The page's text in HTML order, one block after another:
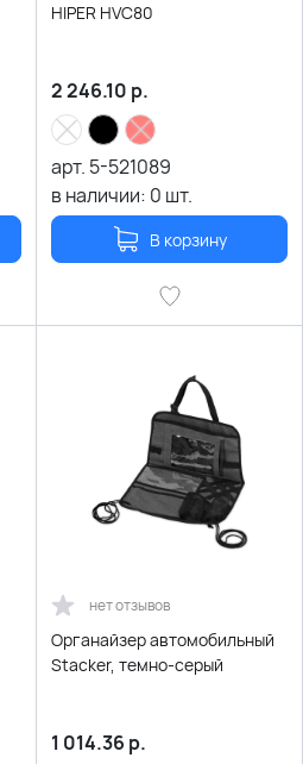
HIPER HVC80
2 246.10 р.
арт. 5-521089
в наличии: 0 шт.
В корзину
нет отзывов
Органайзер автомобильный
Stacker, темно-серый
1 014.36 р.